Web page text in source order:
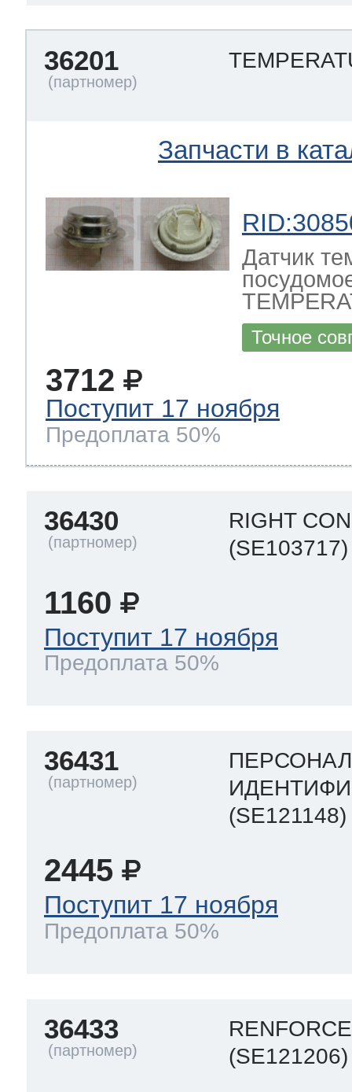
36201
Запчасти в
Датчик
Точное
3712
Поступит 17 ноября
Предоплата 50%
36430
RIGHT
(SE103717)
1160
Поступит 17 ноября
Предоплата 50%
36431
(SE121148)
2445
Поступит 17 ноября
Предоплата 50%
36433
RENFORCE
(SE121206)